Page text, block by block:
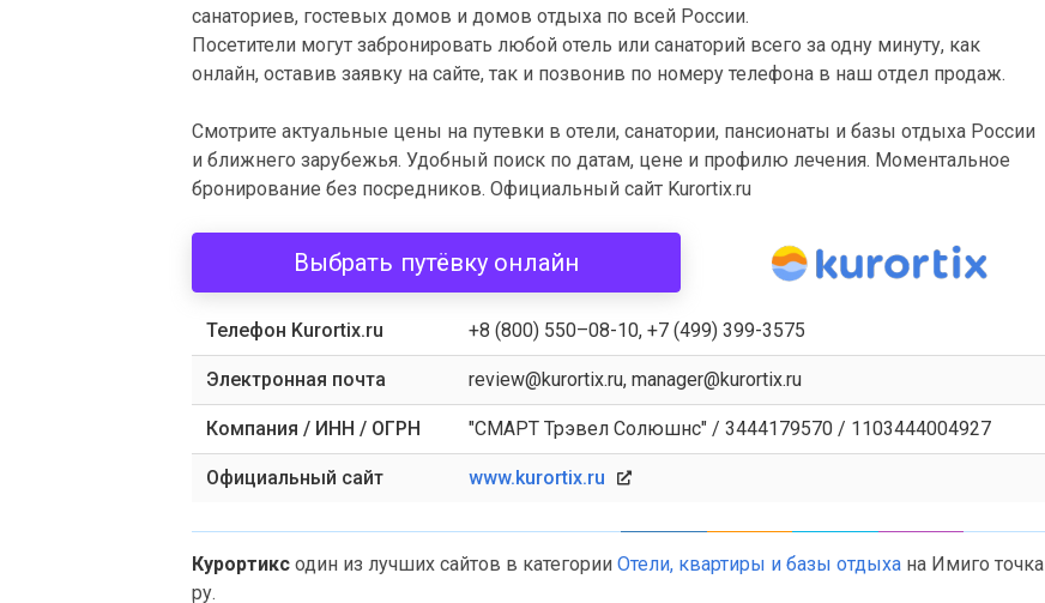
санаториев, гостевых домов и домов отдыха по всей России.
Посетители могут забронировать любой отель или санаторий всего за одну минуту, как
онлайн, оставив заявку на сайте, так и позвонив по номеру телефона в наш отдел продаж.
Смотрите актуальные цены на путевки в отели, санатории, пансионаты и базы отдыха России
и ближнего зарубежья. Удобный поиск по датам, цене и профилю лечения. Моментальное
бронирование без посредников. Официальный сайт Kurortix.ru
Выбрать путёвку онлайн
Телефон Kurortix.ru +8 (800) 550–08-10, +7 (499) 399-3575
Электронная почта review@kurortix.ru, manager@kurortix.ru
Компания / ИНН / ОГРН "СМАРТ Трэвел Солюшнс" / 3444179570 / 1103444004927
Официальный сайт www.kurortix.ru
Курортикс один из лучших сайтов в категории Отели, квартиры и базы отдыха на Имиго точка
ру.